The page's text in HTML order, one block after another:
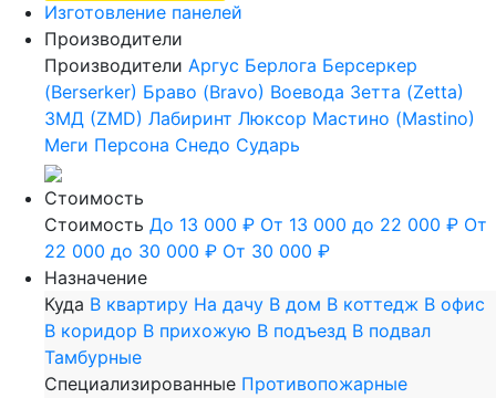
Изготовление панелей
Производители
Производители Аргус Берлога Берсеркер
(Berserker) Браво (Bravo) Воевода Зетта (Zetta)
ЗМД (ZMD) Лабиринт Люксор Мастино (Mastino)
Меги Персона Снедо Сударь
Стоимость
Стоимость До 13 000 ₽ От 13 000 до 22 000 ₽ От
22 000 до 30 000 ₽ От 30 000 ₽
Назначение
Куда В квартиру На дачу В дом В коттедж В офис
В коридор В прихожую В подъезд В подвал
Тамбурные
Специализированные Противопожарные